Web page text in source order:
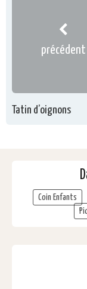
précédent
Tatin d’oignons
Coin Enfants